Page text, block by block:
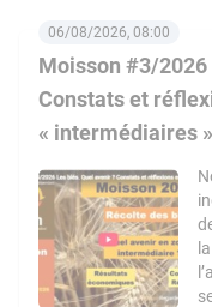
Moisson #3/2026
Constats et
« intermédiaires
06/08/2026, 08:00